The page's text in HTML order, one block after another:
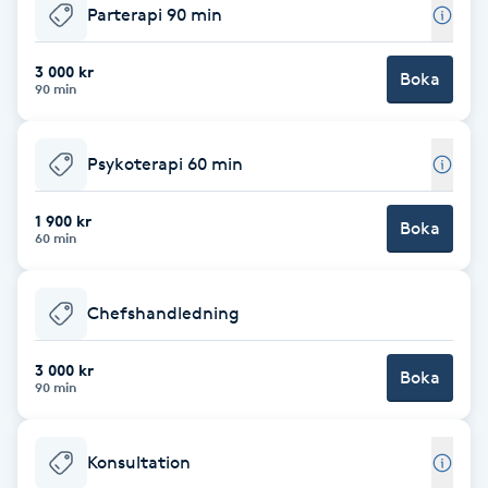
Babylights
Balayage
Bambumassage
Barber
BIAB
Bottenfärg
Parterapi 90 min
3 000 kr
90 min Boka
Psykoterapi 60 min
1 900 kr
60 min Boka
Chefshandledning
3 000 kr
90 min Boka
Konsultation